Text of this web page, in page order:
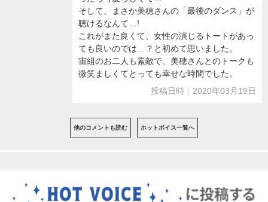
そして、まさか美穂さんの「最後のダンス」が
聴けるなんて…!
これがまた良くて、女性の演じるトートがあっ
ても良いのでは…？と初めて思いました。
宙組のお二人も素敵で、美穂さんとのトークも
微笑ましくてとっても幸せな時間でした。
投稿日時：2020年03月19日
他のコメントも読む ホットボイス一覧へ